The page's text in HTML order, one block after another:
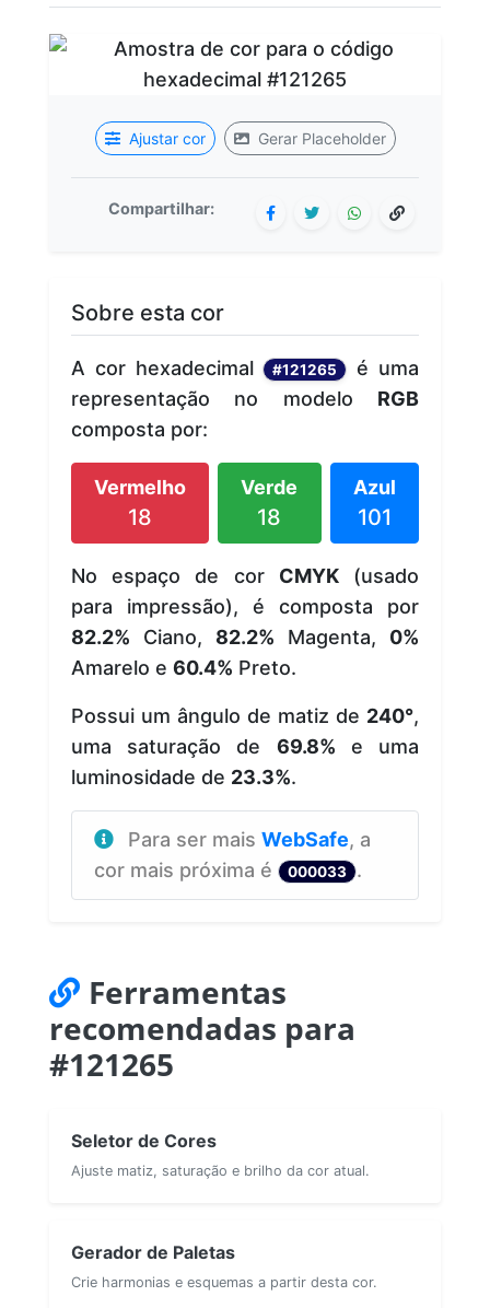
Ajustar cor Gerar Placeholder
Compartilhar:
Sobre esta cor
A cor hexadecimal #121265
é uma
representação no modelo RGB
composta por:
Vermelho
18
Verde
18
Azul
101
No espaço de cor CMYK(usado
para impressão), é composta por
82.2% Ciano, 82.2% Magenta, 0%
Amarelo e 60.4% Preto.
Possui um ângulo de matiz de 240°,
uma saturação de 69.8% e uma
luminosidade de 23.3%.
Para ser mais WebSafe, a
cor mais próxima é
000033 .
Ferramentas
recomendadas para
#121265
Seletor de Cores
Ajuste matiz, saturação e brilho da cor atual.
Gerador de Paletas
Crie harmonias e esquemas a partir desta cor.